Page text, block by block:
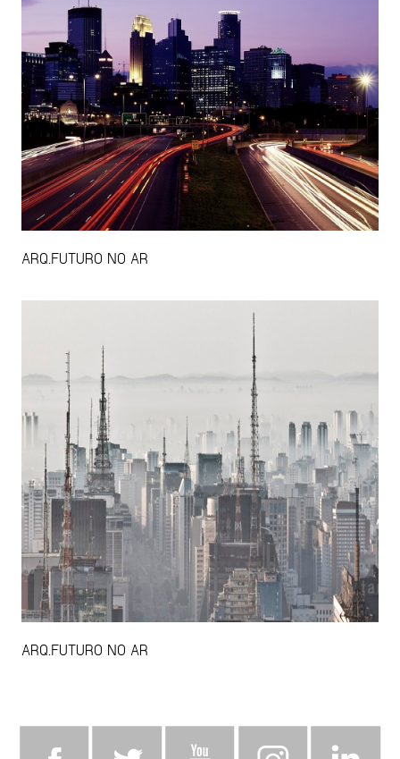
ARQ.FUTURO NO AR
ARQ.FUTURO NO AR